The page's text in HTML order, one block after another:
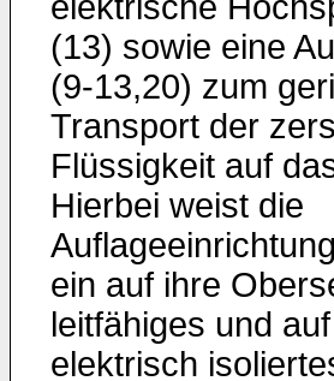
(13) sowie eine
(9-13,20) zum
Transport der
Flüssigkeit auf
Hierbei weist die
ein auf ihre
leitfähiges und
elektrisch